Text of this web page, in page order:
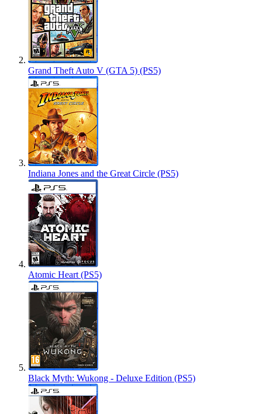
Grand Theft Auto V (GTA 5) (PS5)
Indiana Jones and the Great Circle (PS5)
Atomic Heart (PS5)
Black Myth: Wukong - Deluxe Edition (PS5)